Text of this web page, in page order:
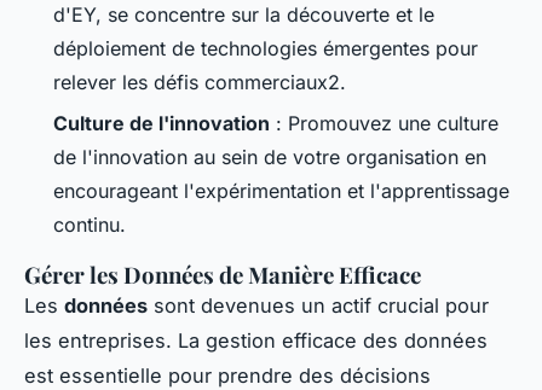
d'EY, se concentre sur la découverte et le
déploiement de technologies émergentes pour
relever les défis commerciaux2.
Culture de l'innovation : Promouvez une culture
de l'innovation au sein de votre organisation en
encourageant l'expérimentation et l'apprentissage
continu.
Gérer les Données de Manière Efficace
Les données sont devenues un actif crucial pour
les entreprises. La gestion efficace des données
est essentielle pour prendre des décisions